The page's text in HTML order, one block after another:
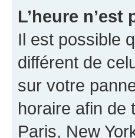
L’heure
Il est possible
différent de
sur votre
horaire afin de
Paris, New